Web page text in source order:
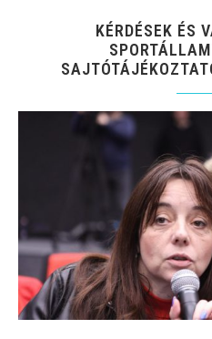
KÉRDÉSEK ÉS